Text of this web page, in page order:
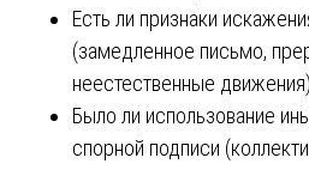
Есть ли признаки
(замедленное письмо,
неестественные
Было ли использование
спорной подписи